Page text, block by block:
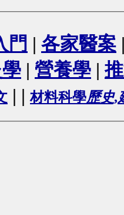
門 | 各家醫案
| 營養學 |
| |材料科學歷史,